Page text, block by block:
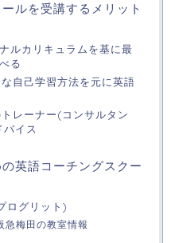
ルを受講するメリット
ルカリキュラムを基に最
る
自己学習方法を元に英語
レーナー(コンサルタン
バイス
英語コーチングスクー
ログリット)
急梅田の教室情報